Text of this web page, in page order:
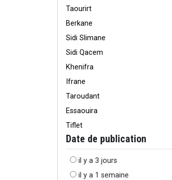
Taourirt
Berkane
Sidi Slimane
Sidi Qacem
Khenifra
Ifrane
Taroudant
Essaouira
Tiflet
Date de publication
il y a 3 jours
il y a 1 semaine